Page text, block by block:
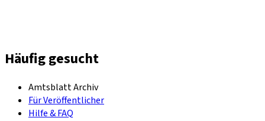
Häufig gesucht
Amtsblatt Archiv
Für Veröffentlicher
Hilfe & FAQ